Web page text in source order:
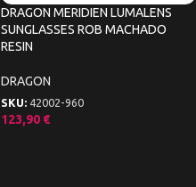
DRAGON MERIDIEN LUMALENS
SUNGLASSES ROB MACHADO
RESIN
DRAGON
SKU: 42002-960
123,90 €